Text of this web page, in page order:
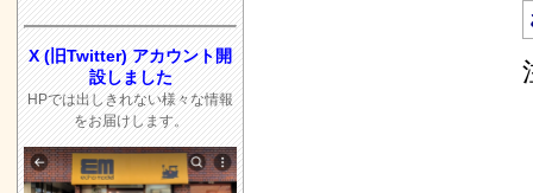
X (旧Twitter) アカウント開
設しました
HPでは出しきれない様々な情報
をお届けします。